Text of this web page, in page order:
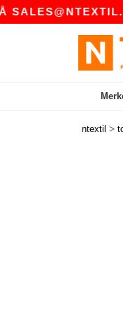
ntextil >